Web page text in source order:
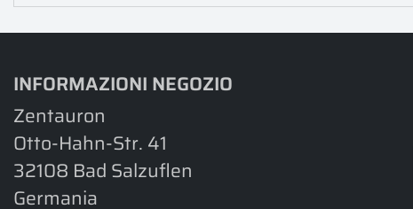
INFORMAZIONI NEGOZIO
Zentauron
Otto-Hahn-Str. 41
32108 Bad Salzuflen
Germania